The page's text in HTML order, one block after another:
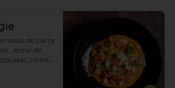
salsa de curry
, leche de
tomate